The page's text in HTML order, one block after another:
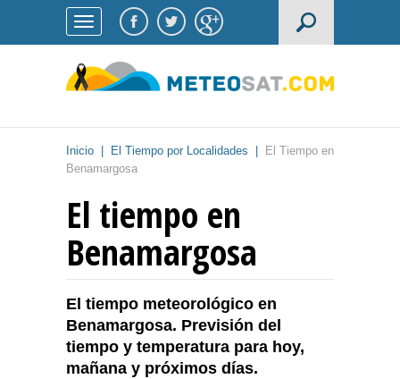
Inicio El Tiempo por Localidades
El Tiempo en
Benamargosa
El tiempo en
Benamargosa
El tiempo meteorológico en
Benamargosa. Previsión del
tiempo y temperatura para hoy,
mañana y próximos días.